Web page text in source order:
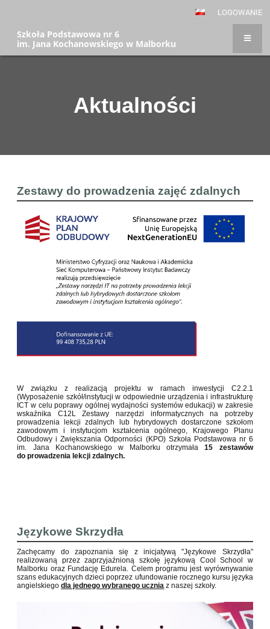
LOGOWANIE
Szkoła Podstawowa nr 6
im. Jana Kochanowskiego w Malborku
Aktualności
Zestawy do prowadzenia zajęć zdalnych
W związku z realizacją projektu w ramach inwestycji C2.2.1
(Wyposażenie szkół/instytucji w odpowiednie urządzenia i infrastrukturę
ICT w celu poprawy ogólnej wydajności systemów edukacji) w zakresie
wskaźnika C12L Zestawy narzędzi informatycznych na potrzeby
prowadzenia lekcji zdalnych lub hybrydowych dostarczone szkołom
zawodowym i instytucjom kształcenia ogólnego, Krajowego Planu
Odbudowy i Zwiększania Odporności (KPO) Szkoła Podstawowa nr 6
im. Jana Kochanowskiego w Malborku otrzymała15 zestawów
do prowadzenia lekcji zdalnych.
Językowe Skrzydła
Zachęcamy do zapoznania się z inicjatywą "Językowe Skrzydła"
realizowaną przez zaprzyjaźnioną szkołę językową Cool School w
Malborku oraz Fundację Edurela. Celem programu jest wyrównywanie
szans edukacyjnych dzieci poprzez ufundowanie rocznego kursu języka
angielskiegodla jednego wybranego ucznia z naszej szkoły.